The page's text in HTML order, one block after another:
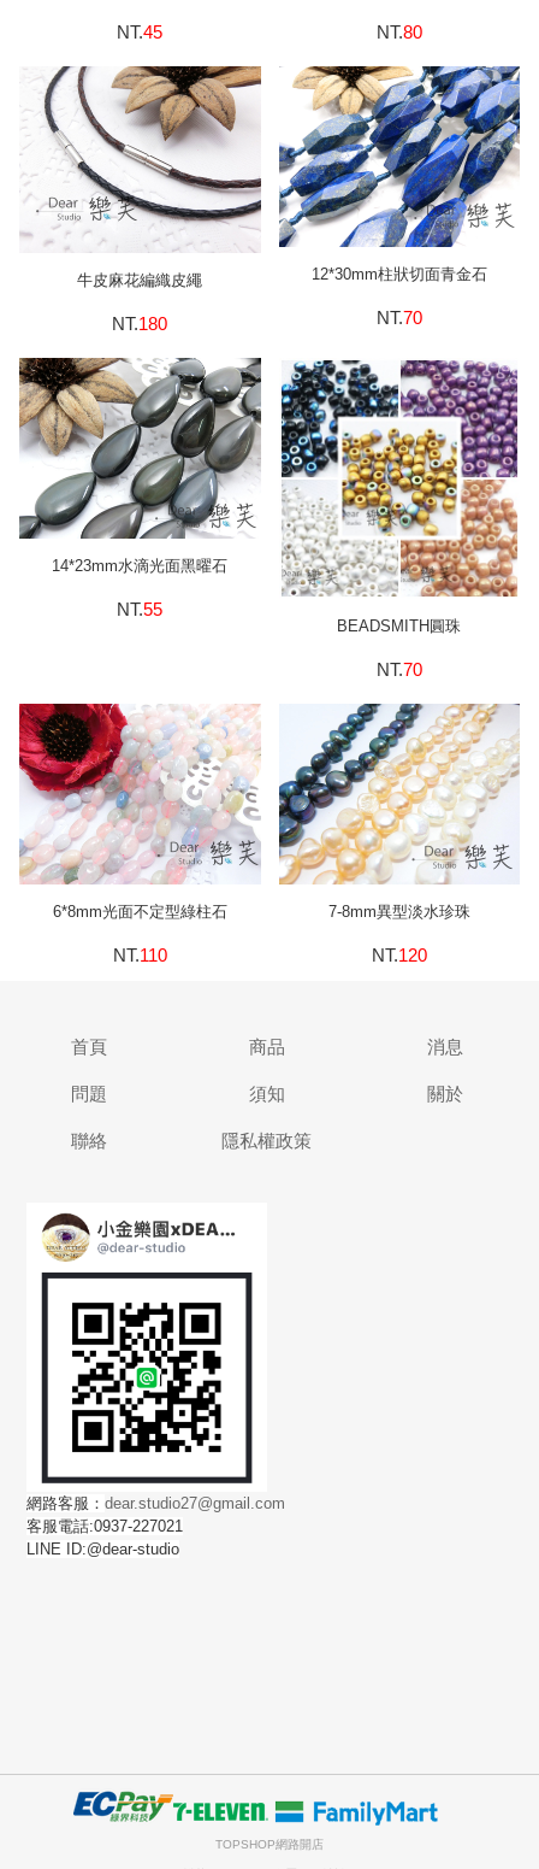
NT.45 NT.80
牛皮麻花編織皮繩
NT.180
12*30mm柱狀切面青金石
NT.70
14*23mm水滴光面黑曜石
NT.55
BEADSMITH圓珠
NT.70
6*8mm光面不定型綠柱石
NT.110
7-8mm異型淡水珍珠
NT.120
首頁 商品 消息
問題 須知 關於
聯絡 隱私權政策
網路客服：dear.studio27@gmail.com
客服電話:0937-227021
LINE ID:@dear-studio
TOPSHOP網路開店